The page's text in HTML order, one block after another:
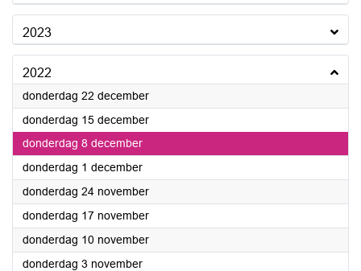
2023
2022
donderdag 22 december2022
donderdag 15 december2022
donderdag 8 december2022
donderdag 1 december2022
donderdag 24 november2022
donderdag 17 november2022
donderdag 10 november2022
donderdag 3 november2022